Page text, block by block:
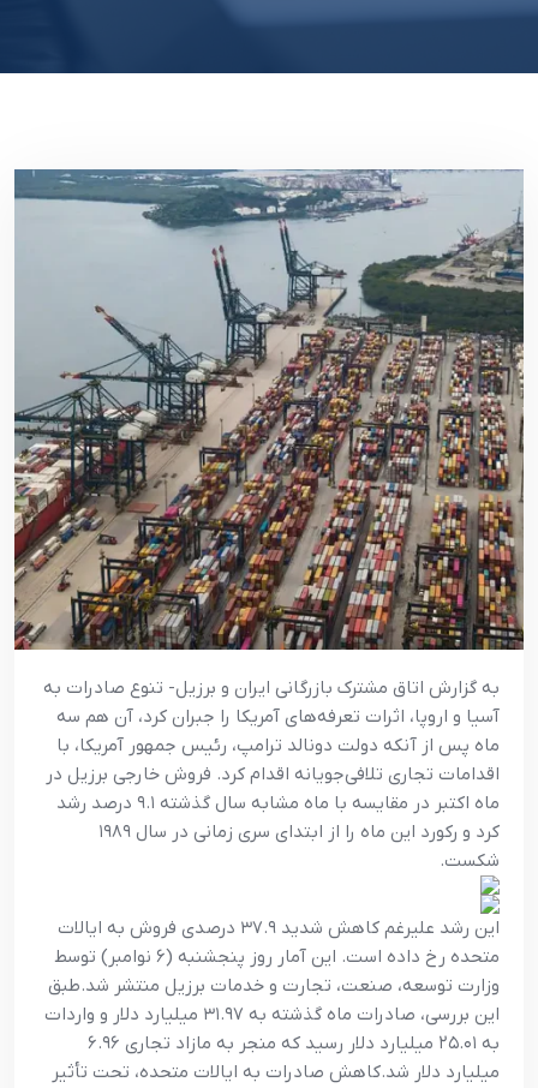
به گزارش اتاق مشترک بازرگانی ایران و برزیل- تنوع صادرات به
آسیا و اروپا، اثرات تعرفه‌های آمریکا را جبران کرد، آن هم سه
ماه پس از آنکه دولت دونالد ترامپ، رئیس جمهور آمریکا، با
اقدامات تجاری تلافی‌جویانه اقدام کرد. فروش خارجی برزیل در
ماه اکتبر در مقایسه با ماه مشابه سال گذشته ۹.۱ درصد رشد
کرد و رکورد این ماه را از ابتدای سری زمانی در سال ۱۹۸۹
شکست.
این رشد علیرغم کاهش شدید ۳۷.۹ درصدی فروش به ایالات
متحده رخ داده است. این آمار روز پنجشنبه (۶ نوامبر) توسط
وزارت توسعه، صنعت، تجارت و خدمات برزیل منتشر شد.طبق
این بررسی، صادرات ماه گذشته به ۳۱.۹۷ میلیارد دلار و واردات
به ۲۵.۰۱ میلیارد دلار رسید که منجر به مازاد تجاری ۶.۹۶
میلیارد دلار شد.کاهش صادرات به ایالات متحده، تحت تأثیر